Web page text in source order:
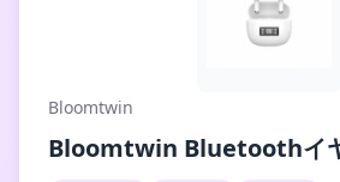
Bloomtwin
Bloomtwin Bluetoothイ